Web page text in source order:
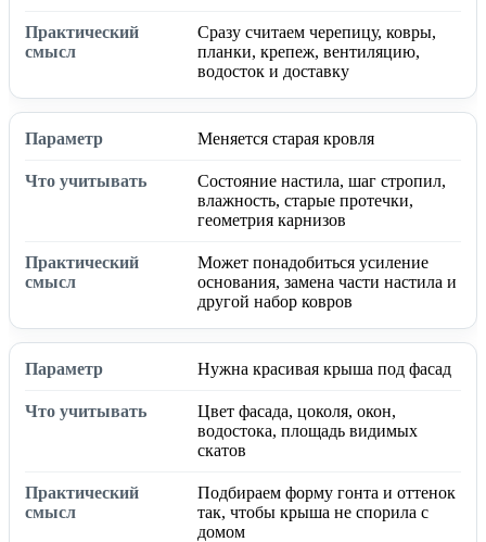
Сразу считаем черепицу, ковры,
планки, крепеж, вентиляцию,
водосток и доставку
Меняется старая кровля
Состояние настила, шаг стропил,
влажность, старые протечки,
геометрия карнизов
Может понадобиться усиление
основания, замена части настила и
другой набор ковров
Нужна красивая крыша под фасад
Цвет фасада, цоколя, окон,
водостока, площадь видимых
скатов
Подбираем форму гонта и оттенок
так, чтобы крыша не спорила с
домом